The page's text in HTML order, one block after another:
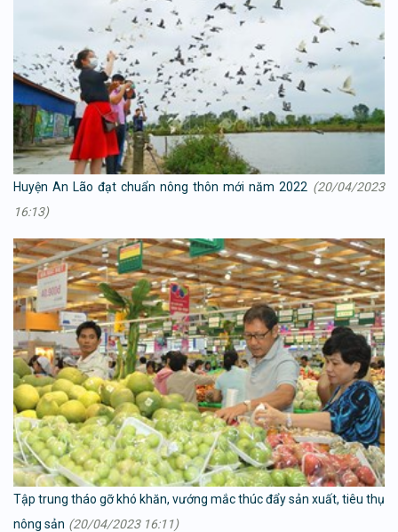
Huyện An Lão đạt chuẩn nông thôn mới năm 2022 (20/04/2023
16:13)
Tập trung tháo gỡ khó khăn, vướng mắc thúc đẩy sản xuất, tiêu thụ
nông sản (20/04/2023 16:11)